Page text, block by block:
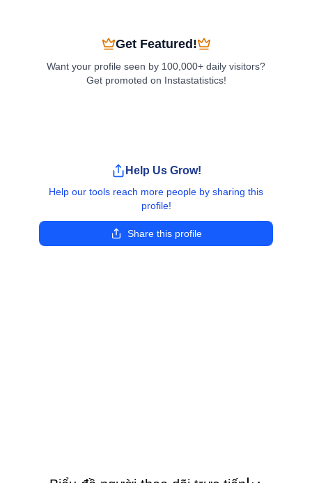
Get Featured!
Want your profile seen by 100,000+ daily visitors?
Get promoted on Instastatistics!
Help Us Grow!
Help our tools reach more people by sharing this
profile!
Share this profile